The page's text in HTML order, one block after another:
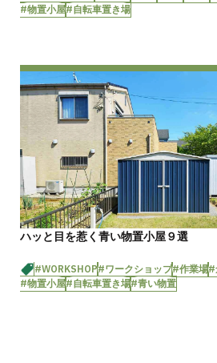
#物置小屋#自転車置き場
ハッと目を惹く青い物置小屋９選
#WORKSHOP#ワークショップ#作業場#
#物置小屋#自転車置き場#青い物置